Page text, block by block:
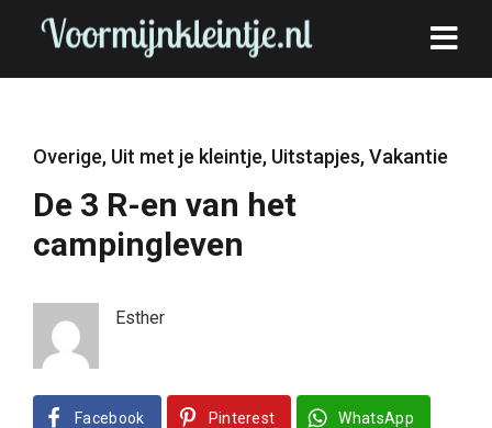
Overige, Uit met je kleintje, Uitstapjes,Vakantie
De 3 R-en van het
campingleven
Esther
Facebook Pinterest WhatsApp